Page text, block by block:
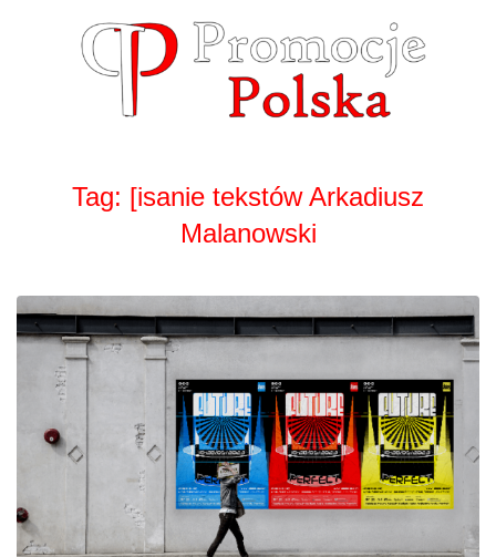
Tag: [isanie tekstów Arkadiusz
Malanowski